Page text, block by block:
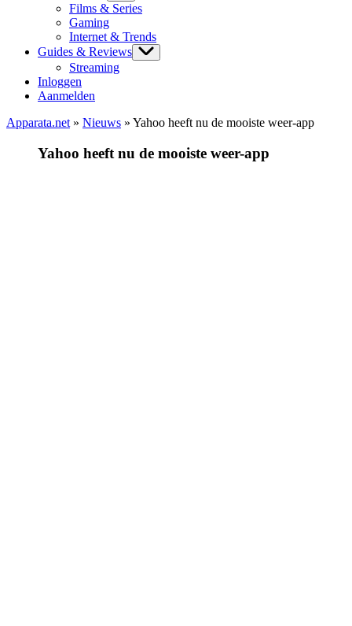
Films & Series
Gaming
Internet & Trends
Guides & Reviews
Streaming
Inloggen
Aanmelden
Apparata.net » Nieuws » Yahoo heeft nu de mooiste weer-app
Yahoo heeft nu de mooiste weer-app